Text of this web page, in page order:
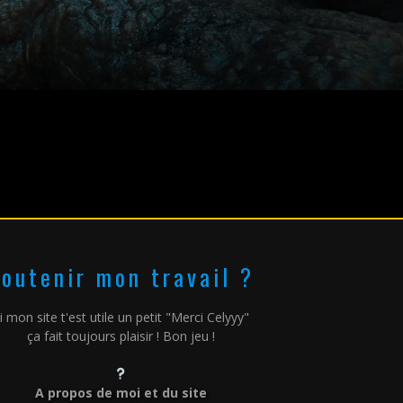
mon travail ?
mon site t'est utile un petit "Merci Celyyy"
ça fait toujours plaisir ! Bon jeu !
A propos de moi et du site